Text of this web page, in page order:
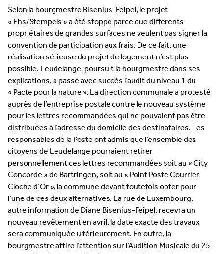
Selon la bourgmestre Bisenius-Feipel, le projet
« Ehs/Stempels » a été stoppé parce que différents
propriétaires de grandes surfaces ne veulent pas signer la
convention de participation aux frais. De ce fait, une
réalisation sérieuse du projet de logement n’est plus
possible. Leudelange, poursuit la bourgmestre dans ses
explications, a passé avec succès l’audit du niveau 1 du
« Pacte pour la nature ». La direction communale a protesté
auprès de l’entreprise postale contre le nouveau système
pour les lettres recommandées qui ne pouvaient pas être
distribuées à l’adresse du domicile des destinataires. Les
responsables de la Poste ont admis que l’ensemble des
citoyens de Leudelange pourraient retirer
personnellement ces lettres recommandées soit au « City
Concorde » de Bartringen, soit au « Point Poste Courrier
Cloche d’Or », la commune devant toutefois opter pour
l’une de ces deux alternatives. La rue de Luxembourg,
autre information de Diane Bisenius-Feipel, recevra un
nouveau revêtement en avril, la date exacte des travaux
sera communiquée ultérieurement. En outre, la
bourgmestre attire l’attention sur l’Audition Musicale du 25